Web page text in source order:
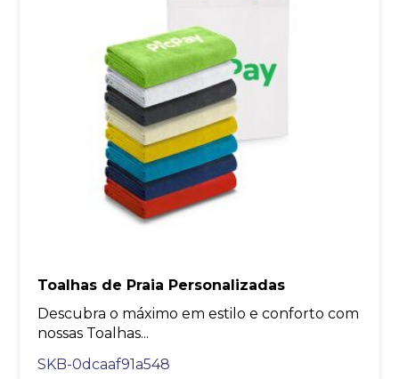
Toalhas de Praia Personalizadas
Descubra o máximo em estilo e conforto com
nossas Toalhas...
SKB-0dcaaf91a548